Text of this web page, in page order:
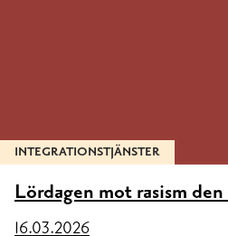
INTEGRATIONSTJÄNSTER
Lördagen mot rasism
16.03.2026